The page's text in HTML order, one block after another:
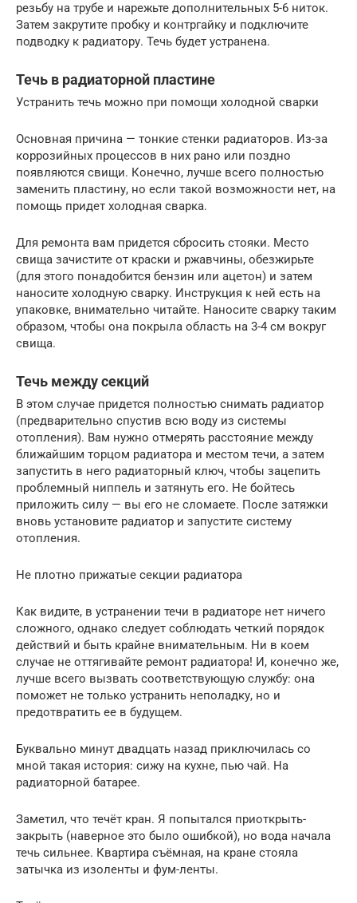
резьбу на трубе и нарежьте дополнительных 5-6 ниток.
Затем закрутите пробку и контргайку и подключите
подводку к радиатору. Течь будет устранена.
Течь в радиаторной пластине
Устранить течь можно при помощи холодной сварки
Основная причина — тонкие стенки радиаторов. Из-за
коррозийных процессов в них рано или поздно
появляются свищи. Конечно, лучше всего полностью
заменить пластину, но если такой возможности нет, на
помощь придет холодная сварка.
Для ремонта вам придется сбросить стояки. Место
свища зачистите от краски и ржавчины, обезжирьте
(для этого понадобится бензин или ацетон) и затем
наносите холодную сварку. Инструкция к ней есть на
упаковке, внимательно читайте. Наносите сварку таким
образом, чтобы она покрыла область на 3-4 см вокруг
свища.
Течь между секций
В этом случае придется полностью снимать радиатор
(предварительно спустив всю воду из системы
отопления). Вам нужно отмерять расстояние между
ближайшим торцом радиатора и местом течи, а затем
запустить в него радиаторный ключ, чтобы зацепить
проблемный ниппель и затянуть его. Не бойтесь
приложить силу — вы его не сломаете. После затяжки
вновь установите радиатор и запустите систему
отопления.
Не плотно прижатые секции радиатора
Как видите, в устранении течи в радиаторе нет ничего
сложного, однако следует соблюдать четкий порядок
действий и быть крайне внимательным. Ни в коем
случае не оттягивайте ремонт радиатора! И, конечно же,
лучше всего вызвать соответствующую службу: она
поможет не только устранить неполадку, но и
предотвратить ее в будущем.
Буквально минут двадцать назад приключилась со
мной такая история: сижу на кухне, пью чай. На
радиаторной батарее.
Заметил, что течёт кран. Я попытался приоткрыть-
закрыть (наверное это было ошибкой), но вода начала
течь сильнее. Квартира съёмная, на кране стояла
затычка из изоленты и фум-ленты.